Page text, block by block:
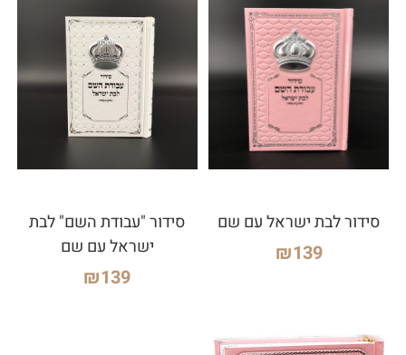
סידור לבת ישראל עם שם
₪139
סידור "עבודת השם" לבת
ישראל עם שם
₪139